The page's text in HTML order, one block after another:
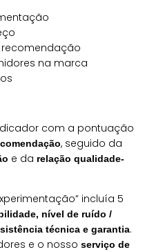
na marca
com a pontuação
, seguido da
e da relação qualidade-
incluía 5
nível de ruído /
técnica e garantia.
e o nosso serviço de